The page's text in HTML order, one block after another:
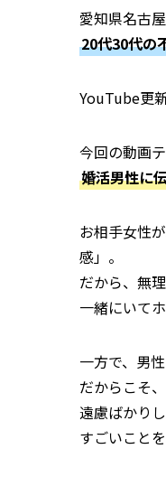
愛知県名古
20代30代の
YouTube更
今回の動画
婚活男性に
お相手女性
感」。
だから、無
一緒にいて
一方で、男
だからこそ
遠慮ばかり
すごいこと